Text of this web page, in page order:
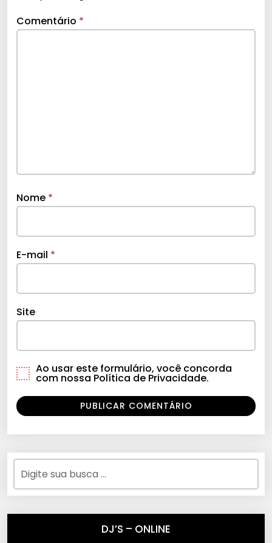
Comentário *
Nome *
E-mail *
Site
Ao usar este formulário, você concorda
com nossa Política de Privacidade.
DJ’S – ONLINE